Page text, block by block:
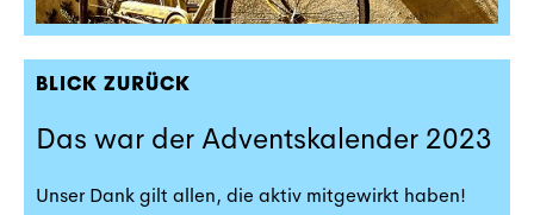
BLICK ZURÜCK
Das war der Adventskalender 2023
Unser Dank gilt allen, die aktiv mitgewirkt haben!